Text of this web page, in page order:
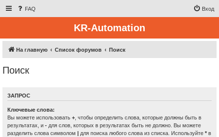
FAQ Вход
KR-Automation
На главную Список форумов Поиск
Поиск
ЗАПРОС
Ключевые слова:
Вы можете использовать + , чтобы определить слова, которые должны быть в
результатах, и - для слов, которых в результатах быть не должно. Вы можете
разделить слова символом | для поиска любого слова из списка. Используйте * в